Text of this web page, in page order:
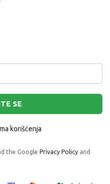
SE
korišćenja
the Google Privacy Policy and